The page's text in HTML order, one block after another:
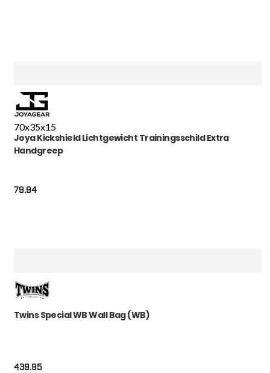
70x35x15
Joya Kickshield Lichtgewicht Trainingsschild Extra
Handgreep
79.94
Twins Special WB Wall Bag (WB)
439.95